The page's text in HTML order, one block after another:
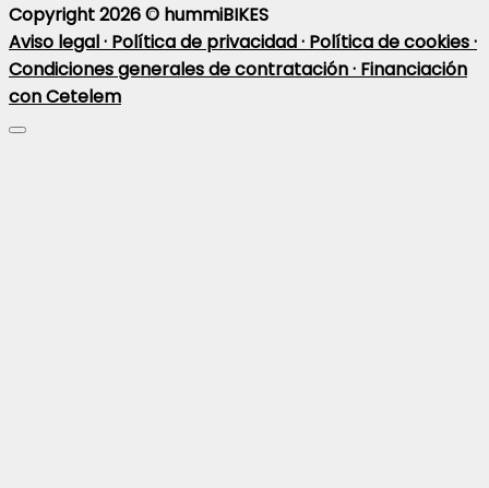
Copyright 2026 © hummiBIKES
Aviso legal · Política de privacidad · Política de cookies ·
Condiciones generales de contratación · Financiación
con Cetelem